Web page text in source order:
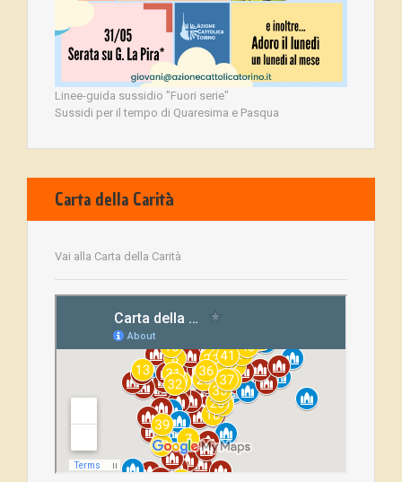
Linee-guida sussidio "Fuori serie"
Sussidi per il tempo di Quaresima e Pasqua
Carta della Carità
Vai alla Carta della Carità